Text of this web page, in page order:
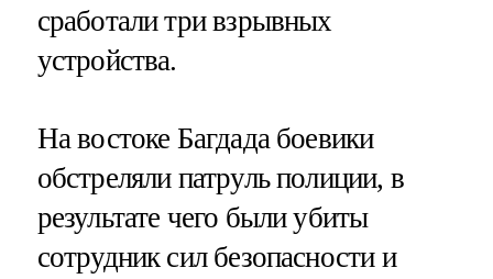
сработали три взрывных
устройства.
На востоке Багдада боевики
обстреляли патруль полиции, в
результате чего были убиты
сотрудник сил безопасности и